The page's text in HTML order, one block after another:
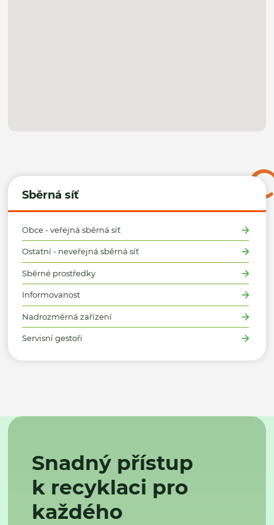
Sběrná síť
Obce - veřejná sběrná síť
Ostatní - neveřejná sběrná síť
Sběrné prostředky
Informovanost
Nadrozměrná zařízení
Servisní gestoři
Snadný přístup
k recyklaci pro
každého